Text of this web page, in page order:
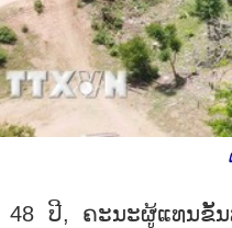
48 ປີ, ຄະນະຜູ້ແທນຂັ້